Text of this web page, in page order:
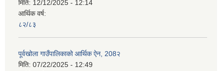
मिति: 12/12/2025 - 12:14
आर्थिक वर्ष:
८२/८३
पूर्वखोला गाउँपालिकाको आर्थिक ऐन, 208२
मिति: 07/22/2025 - 12:49